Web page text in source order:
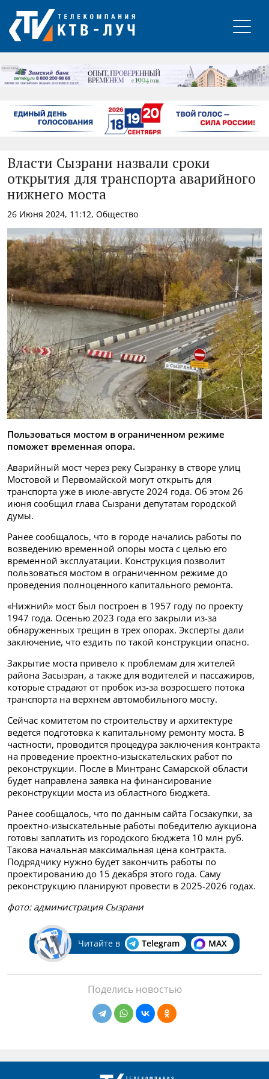
РЕКЛАМА
Власти Сызрани назвали сроки
открытия для транспорта аварийного
нижнего моста
26 Июня 2024, 11:12, Общество
Пользоваться мостом в ограниченном режиме
поможет временная опора.
Аварийный мост через реку Сызранку в створе улиц
Мостовой и Первомайской могут открыть для
транспорта уже в июле-августе 2024 года. Об этом 26
июня сообщил глава Сызрани депутатам городской
думы.
Ранее сообщалось, что в городе начались работы по
возведению временной опоры моста с целью его
временной эксплуатации. Конструкция позволит
пользоваться мостом в ограниченном режиме до
проведения полноценного капитального ремонта.
«Нижний» мост был построен в 1957 году по проекту
1947 года. Осенью 2023 года его закрыли из-за
обнаруженных трещин в трех опорах. Эксперты дали
заключение, что ездить по такой конструкции опасно.
Закрытие моста привело к проблемам для жителей
района Засызран, а также для водителей и пассажиров,
которые страдают от пробок из-за возросшего потока
транспорта на верхнем автомобильного мосту.
Сейчас комитетом по строительству и архитектуре
ведется подготовка к капитальному ремонту моста. В
частности, проводится процедура заключения контракта
на проведение проектно-изыскательских работ по
реконструкции. После в Минтранс Самарской области
будет направлена заявка на финансирование
реконструкции моста из областного бюджета.
Ранее сообщалось, что по данным сайта Госзакупки, за
проектно-изыскательные работы победителю аукциона
готовы заплатить из городского бюджета 10 млн руб.
Такова начальная максимальная цена контракта.
Подрядчику нужно будет закончить работы по
проектированию до 15 декабря этого года. Саму
реконструкцию планируют провести в 2025-2026 годах.
фото: администрация Сызрани
Читайте в Telegram MAX
Поделись новостью